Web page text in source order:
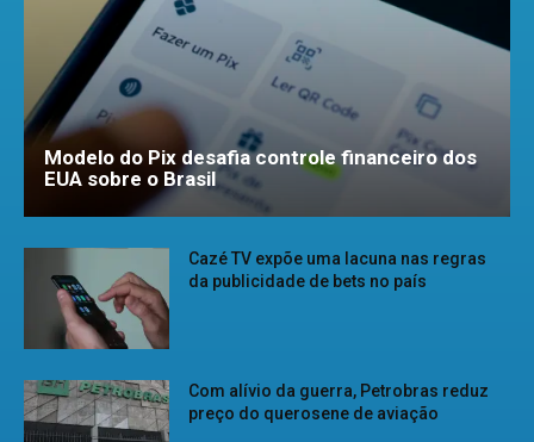
Modelo do Pix desafia controle financeiro dos
EUA sobre o Brasil
Cazé TV expõe uma lacuna nas regras
da publicidade de bets no país
Com alívio da guerra, Petrobras reduz
preço do querosene de aviação